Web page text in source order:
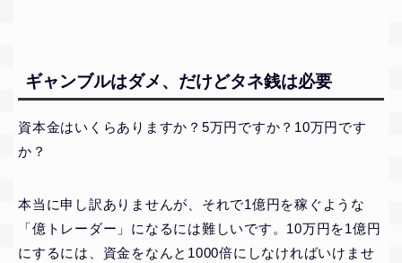
ギャンブルはダメ、だけどタネ銭は必要
資本金はいくらありますか？5万円ですか？10万円です
か？
本当に申し訳ありませんが、それで1億円を稼ぐような
「億トレーダー」になるには難しいです。10万円を1億円
にするには、資金をなんと1000倍にしなければいけませ